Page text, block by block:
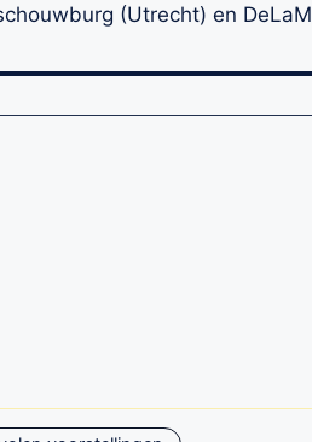
(Utrecht) en